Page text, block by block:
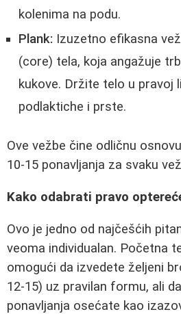
kolenima na podu.
Plank: Izuzetno efikasna
(core) tela, koja angažuje
kukove. Držite telo u pravoj
podlaktiche i prste.
Ove vežbe čine odličnu
10-15 ponavljanja za svaku
Kako odabrati pravo
Ovo je jedno od najčešćih
veoma individualan. Početna
omogući da izvedete željeni
12-15) uz pravilan formu, ali
ponavljanja osećate kao